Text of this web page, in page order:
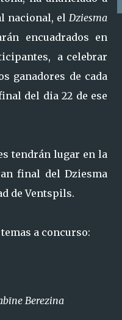
nacional, el Dziesma
encuadrados en
a celebrar
ganadores de cada
del dia 22 de ese
tendrán lugar en la
final del Dziesma
de Ventspils.
a concurso:
Berezina